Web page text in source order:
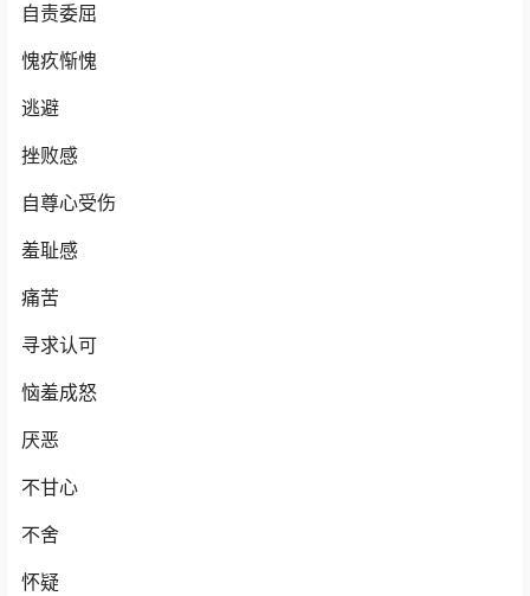
自责委屈
愧疚惭愧
逃避
挫败感
自尊心受伤
羞耻感
痛苦
寻求认可
恼羞成怒
厌恶
不甘心
不舍
怀疑